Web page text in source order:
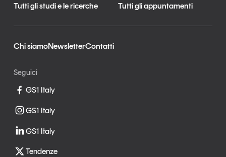
Tutti gli studi e le ricerche Tutti gli appuntamenti
Chi siamoNewsletterContatti
Seguici
GS1 Italy
GS1 Italy
GS1 Italy
Tendenze